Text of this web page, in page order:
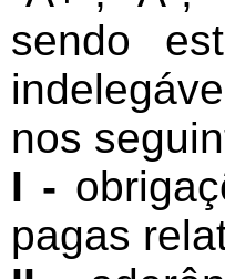
sendo
nos
I -
pagas